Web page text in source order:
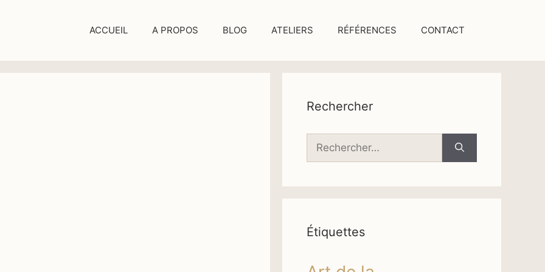
ACCUEIL A PROPOS BLOG ATELIERS RÉFÉRENCES CONTACT
Rechercher
Rechercher :
Étiquettes